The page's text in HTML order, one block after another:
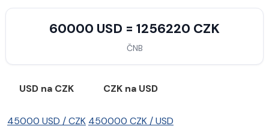
60000 USD = 1256220 CZK
ČNB
USD na CZK CZK na USD
45000 USD / CZK 450000 CZK / USD